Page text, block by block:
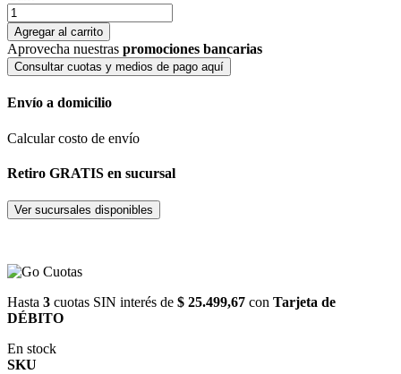
Agregar al carrito
Aprovecha nuestras promociones bancarias
Consultar cuotas y medios de pago aquí
Envío a domicilio
Calcular costo de envío
Retiro GRATIS en sucursal
Ver sucursales disponibles
Hasta 3 cuotas SIN interés de $ 25.499,67 con Tarjeta de
DÉBITO
En stock
SKU